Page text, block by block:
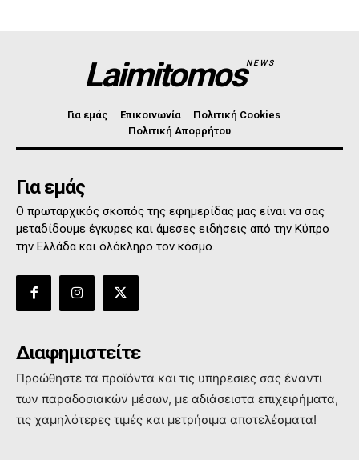
LaimitomosNEWS
Για εμάς Επικοινωνία
Πολιτική Cookies
Πολιτική Απορρήτου
Για εμάς
Ο πρωταρχικός σκοπός της εφημερίδας μας είναι να σας
μεταδίδουμε έγκυρες και άμεσες ειδήσεις από την Κύπρο
την Ελλάδα και όλόκληρο τον κόσμο.
Διαφημιστείτε
Προώθηστε τα προϊόντα και τις υπηρεσιες σας έναντι
των παραδοσιακών μέσων, με αδιάσειστα επιχειρήματα,
τις χαμηλότερες τιμές και μετρήσιμα αποτελέσματα!